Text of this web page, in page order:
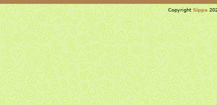
CopyrightSippa